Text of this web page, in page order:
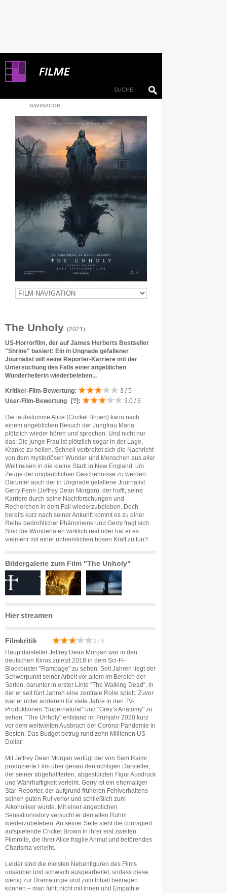
NAVIGATION
The Unholy (2021)
US-Horrorfilm, der auf James Herberts Bestseller
"Shrine" basiert: Ein in Ungnade gefallener
Journalist will seine Reporter-Karriere mit der
Untersuchung des Falls einer angeblichen
Wunderheilerin wiederbeleben...
Kritiker-Film-Bewertung:
3 / 5
User-Film-Bewertung
[?] : 3.0 / 5
Die taubstumme Alice (Cricket Brown) kann nach
einem angeblichen Besuch der Jungfrau Maria
plötzlich wieder hören und sprechen. Und nicht nur
das: Die junge Frau ist plötzlich sogar in der Lage,
Kranke zu heilen. Schnell verbreitet sich die Nachricht
von dem mysteriösen Wunder und Menschen aus aller
Welt reisen in die kleine Stadt in New England, um
Zeuge der unglaublichen Geschehnisse zu werden.
Darunter auch der in Ungnade gefallene Journalist
Gerry Fenn (Jeffrey Dean Morgan), der hofft, seine
Karriere durch seine Nachforschungen und
Recherchen in dem Fall wiederzubeleben. Doch
bereits kurz nach seiner Ankunft kommt es zu einer
Reihe bedrohlicher Phänomene und Gerry fragt sich:
Sind die Wundertaten wirklich real oder hat er es
vielmehr mit einer unheimlichen bösen Kraft zu tun?
Bildergalerie zum Film "The Unholy"
Hier streamen
Filmkritik 3 / 5
Hauptdarsteller Jeffrey Dean Morgan war in den
deutschen Kinos zuletzt 2018 in dem Sci-Fi-
Blockbuster "Rampage" zu sehen. Seit Jahren liegt der
Schwerpunkt seiner Arbeit vor allem im Bereich der
Serien, darunter in erster Linie "The Walking Dead", in
der er seit fünf Jahren eine zentrale Rolle spielt. Zuvor
war er unter anderem für viele Jahre in den TV-
Produktionen "Supernatural" und "Grey’s Anatomy" zu
sehen. "The Unholy" entstand im Frühjahr 2020 kurz
vor dem weltweiten Ausbruch der Corona-Pandemie in
Boston. Das Budget betrug rund zehn Millionen US-
Dollar.
Mit Jeffrey Dean Morgan verfügt der von Sam Raimi
produzierte Film über genau den richtigen Darsteller,
der seiner abgehalfterten, abgestürzten Figur Ausdruck
und Wahrhaftigkeit verleiht. Gerry ist ein ehemaliger
Star-Reporter, der aufgrund früheren Fehlverhaltens
seinen guten Ruf verlor und schließlich zum
Alkoholiker wurde. Mit einer angeblichen
Sensationsstory versucht er den alten Ruhm
wiederzubeleben. An seiner Seite steht die couragiert
aufspielende Cricket Brown in ihrer erst zweiten
Filmrolle, die ihrer Alice fragile Anmut und betörendes
Charisma verleiht.
Leider sind die meisten Nebenfiguren des Films
unsauber und schwach ausgearbeitet, sodass diese
wenig zur Dramaturgie und zum Inhalt beitragen
können – man fühlt nicht mit ihnen und Empathie